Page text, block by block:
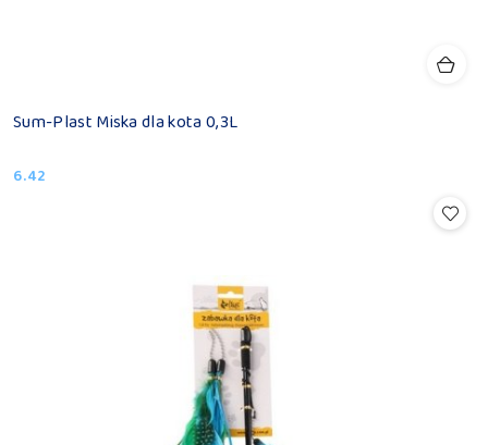
Sum-Plast Miska dla kota 0,3L
Cena:
6.42